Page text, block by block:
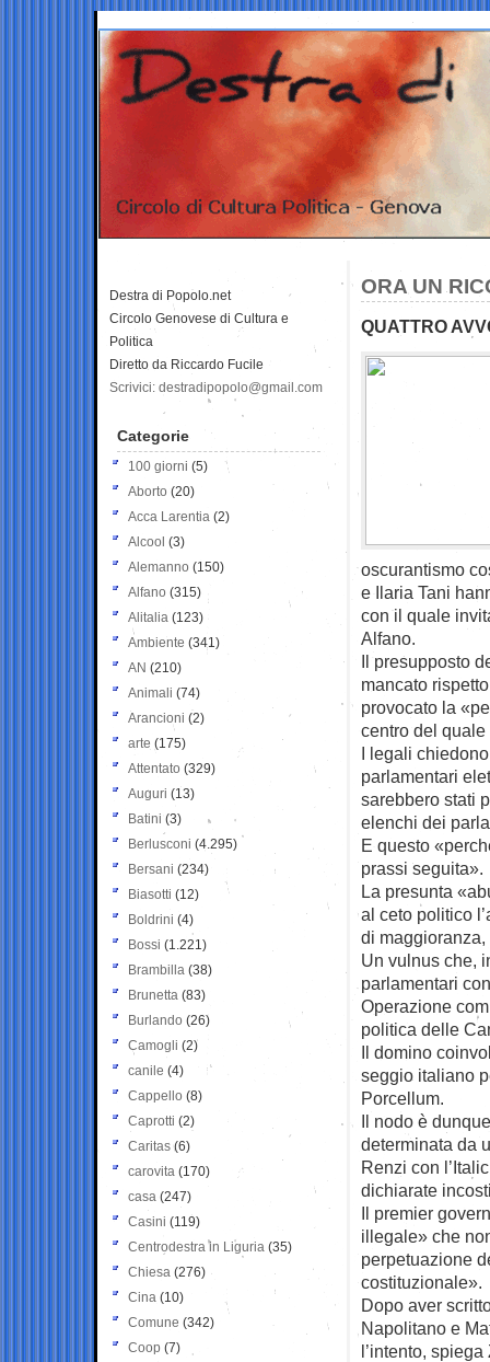
ORA UN
QUATTRO
oscurantismo
e Ilaria Tani
con il quale
Alfano.
Il presupposto
mancato
provocato la
centro del quale
I legali
parlamentari
sarebbero stati
elenchi dei
E questo
prassi seguita».
La presunta
al ceto politico
di
Un vulnus che,
parlamentari
Operazione
politica delle
Il domino
seggio italiano
Porcellum.
Il nodo è
determinata da
Renzi con
dichiarate
Il premier
illegale» che
perpetuazione
costituzionale».
Dopo aver
Napolitano e
l’intento,
Destra di Popolo.net
Circolo Genovese di Cultura e
Politica
Diretto da Riccardo Fucile
Scrivici: destradipopolo@gmail.com
Categorie
100 giorni (5)
Aborto (20)
Acca Larentia (2)
Alcool (3)
Alemanno (150)
Alfano (315)
Alitalia (123)
Ambiente (341)
AN (210)
Animali (74)
Arancioni (2)
arte (175)
Attentato (329)
Auguri (13)
Batini (3)
Berlusconi (4.295)
Bersani (234)
Biasotti (12)
Boldrini (4)
Bossi (1.221)
Brambilla (38)
Brunetta (83)
Burlando (26)
Camogli (2)
canile (4)
Cappello (8)
Caprotti (2)
Caritas (6)
carovita (170)
casa (247)
Casini (119)
Centrodestra in Liguria (35)
Chiesa (276)
Cina (10)
Comune (342)
Coop (7)